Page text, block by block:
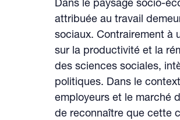
Dans le paysage socio-
attribuée au travail
sociaux. Contrairement à
sur la productivité et la
des sciences sociales,
politiques. Dans le
employeurs et le marché
de reconnaître que cette